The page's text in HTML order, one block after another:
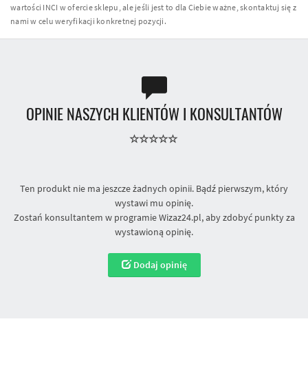
wartości INCI w ofercie sklepu, ale jeśli jest to dla Ciebie ważne, skontaktuj się z
nami w celu weryfikacji konkretnej pozycji.
OPINIE NASZYCH KLIENTÓW I KONSULTANTÓW
Ten produkt nie ma jeszcze żadnych opinii. Bądź pierwszym, który
wystawi mu opinię.
Zostań konsultantem w programie Wizaz24.pl, aby zdobyć punkty za
wystawioną opinię.
Dodaj opinię